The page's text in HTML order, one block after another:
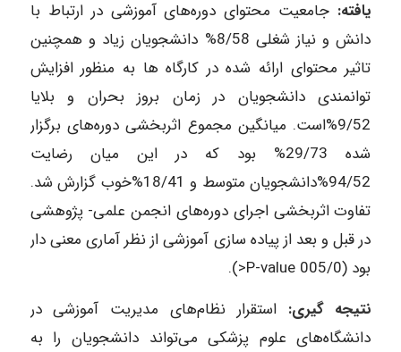
یافته: جامعیت محتوای دوره‌های آموزشی در ارتباط با
دانش و نیاز شغلی 8/58% دانشجویان زیاد و همچنین
تاثیر محتوای ارائه شده در کارگاه‌ ها به منظور افزایش
توانمندی دانشجویان در زمان بروز بحران و بلایا
9/52%است. میانگین مجموع اثربخشی دوره‌های برگزار
شده 29/73% بود که در این میان رضایت
94/52%دانشجویان متوسط و 18/41%خوب گزارش شد.
تفاوت اثربخشی اجرای دوره‌های انجمن علمی- پژوهشی
در قبل و بعد از پیاده سازی آموزشی از نظر آماری معنی دار
بود (005/0 P-value<).
نتیجه گیری: استقرار نظام‌های مدیریت آموزشی در
دانشگاه‌های علوم پزشکی می‌تواند دانشجویان را به